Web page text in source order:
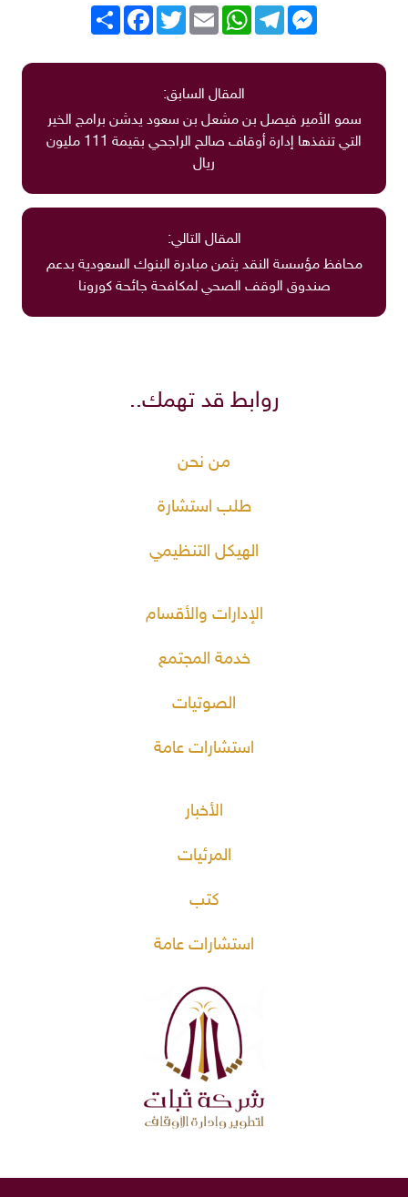
انشر
FacebookTwitterEmail
WhatsAppTelegram
Messenger
المقال السابق:
سمو الأمير فيصل بن مشعل بن سعود يدشن برامج الخير
التي تنفذها إدارة أوقاف صالح الراجحي بقيمة 111 مليون
ريال
المقال التالي:
محافظ مؤسسة النقد يثمن مبادرة البنوك السعودية بدعم
صندوق الوقف الصحي لمكافحة جائحة كورونا
روابط قد تهمك..
من نحن
طلب استشارة
الهيكل التنظيمي
الإدارات والأقسام
خدمة المجتمع
الصوتيات
استشارات عامة
الأخبار
المرئيات
كتب
استشارات عامة